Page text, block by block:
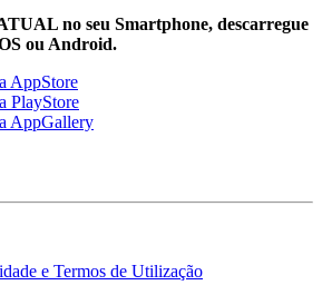
no seu Smartphone, descarregue
ou Android.
e Termos de Utilização